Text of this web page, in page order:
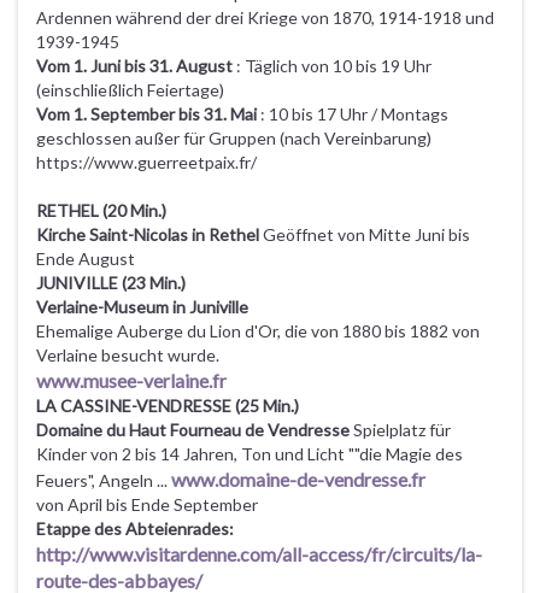
Ardennen während der drei Kriege von 1870, 1914-1918 und
1939-1945
Vom 1. Juni bis 31. August : Täglich von 10 bis 19 Uhr
(einschließlich Feiertage)
Vom 1. September bis 31. Mai: 10 bis 17 Uhr / Montags
geschlossen außer für Gruppen (nach Vereinbarung)
https://www.guerreetpaix.fr/
RETHEL (20 Min.)
Kirche Saint-Nicolas in RethelGeöffnet von Mitte Juni bis
Ende August
JUNIVILLE (23 Min.)
Verlaine-Museum in Juniville
Ehemalige Auberge du Lion d'Or, die von 1880 bis 1882 von
Verlaine besucht wurde.
www.musee-verlaine.fr
LA CASSINE-VENDRESSE (25 Min.)
Domaine du Haut Fourneau de VendresseSpielplatz für
Kinder von 2 bis 14 Jahren, Ton und Licht ""die Magie des
Feuers", Angeln ...www.domaine-de-vendresse.fr
von April bis Ende September
Etappe des Abteienrades:
http://www.visitardenne.com/all-access/fr/circuits/la-
route-des-abbayes/